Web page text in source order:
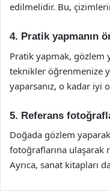
edilmelidir. Bu,
4. Pratik yapmanın
Pratik yapmak, gözlem
teknikler öğrenmenize
yaparsanız, o kadar iyi
5. Referans
Doğada gözlem
fotoğraflarına ulaşarak
Ayrıca, sanat kitapları